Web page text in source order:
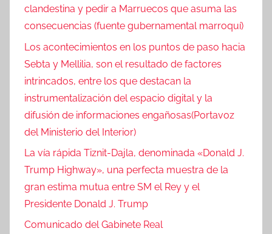
clandestina y pedir a Marruecos que asuma las
consecuencias (fuente gubernamental marroquí)
Los acontecimientos en los puntos de paso hacia
Sebta y Mellilia, son el resultado de factores
intrincados, entre los que destacan la
instrumentalización del espacio digital y la
difusión de informaciones engañosas(Portavoz
del Ministerio del Interior)
La vía rápida Tiznit-Dajla, denominada «Donald J.
Trump Highway», una perfecta muestra de la
gran estima mutua entre SM el Rey y el
Presidente Donald J. Trump
Comunicado del Gabinete Real